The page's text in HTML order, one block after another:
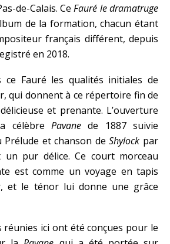
de-Calais. CeFauré le dramatruge
de la formation, chacun étant
français différent, depuis
en 2018.
ce Fauré les qualités initiales de
qui donnent à ce répertoire fin de
et prenante. L’ouverture
célèbre Pavanede 1887 suivie
Prélude et chanson deShylock par
un pur délice. Ce court morceau
est comme un voyage en tapis
et le ténor lui donne une grâce
ici ont été conçues pour le